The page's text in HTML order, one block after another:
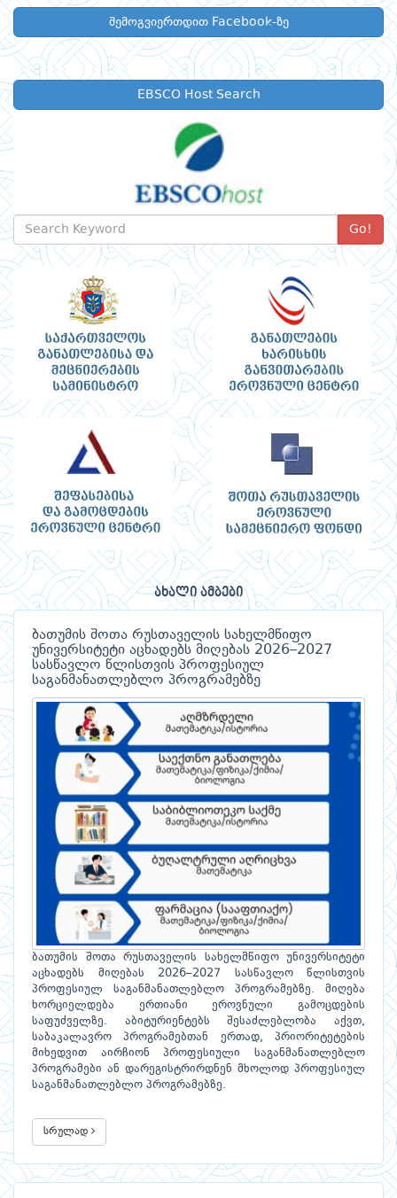
შემოგვიერთდით Facebook-ზე
EBSCO Host Search
Go!
ახალი ამბები
ბათუმის შოთა რუსთაველის სახელმწიფო
უნივერსიტეტი აცხადებს მიღებას 2026–2027
სასწავლო წლისთვის პროფესიულ
საგანმანათლებლო პროგრამებზე
ბათუმის შოთა რუსთაველის სახელმწიფო უნივერსიტეტი
აცხადებს მიღებას 2026–2027 სასწავლო წლისთვის
პროფესიულ საგანმანათლებლო პროგრამებზე. მიღება
ხორციელდება ერთიანი ეროვნული გამოცდების
საფუძველზე. აბიტურიენტებს შესაძლებლობა აქვთ,
საბაკალავრო პროგრამებთან ერთად, პრიორიტეტების
მიხედვით აირჩიონ პროფესიული საგანმანათლებლო
პროგრამები ან დარეგისტრირდნენ მხოლოდ პროფესიულ
საგანმანათლებლო პროგრამებზე.
სრულად